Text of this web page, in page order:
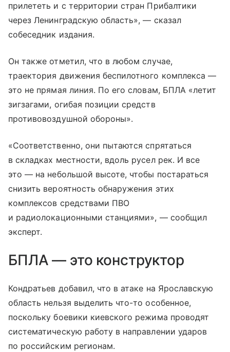
прилететь и с территории стран Прибалтики
через Ленинградскую область», — сказал
собеседник издания.
Он также отметил, что в любом случае,
траектория движения беспилотного комплекса —
это не прямая линия. По его словам, БПЛА «летит
зигзагами, огибая позиции средств
противовоздушной обороны».
«Соответственно, они пытаются спрятаться
в складках местности, вдоль русел рек. И все
это — на небольшой высоте, чтобы постараться
снизить вероятность обнаружения этих
комплексов средствами ПВО
и радиолокационными станциями», — сообщил
эксперт.
БПЛА — это конструктор
Кондратьев добавил, что в атаке на Ярославскую
область нельзя выделить что-то особенное,
поскольку боевики киевского режима проводят
систематическую работу в направлении ударов
по российским регионам.